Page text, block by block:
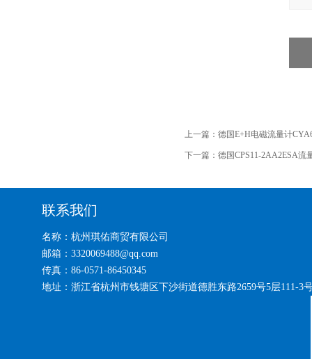
上一篇： 德国E+H电磁流量计
下一篇： 德国CPS11-2AA2ESA流
联系我们
名称：杭州琪佑商贸有限公司
邮箱：3320069488@qq.com
传真：86-0571-86450345
地址：浙江省杭州市钱塘区下沙街道德胜东路2659号5层111-3